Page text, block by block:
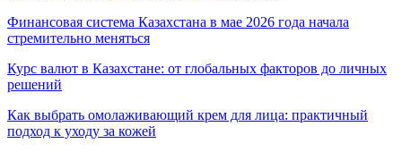
Финансовая система Казахстана в мае 2026 года начала
стремительно меняться
Курс валют в Казахстане: от глобальных факторов до личных
решений
Как выбрать омолаживающий крем для лица: практичный
подход к уходу за кожей